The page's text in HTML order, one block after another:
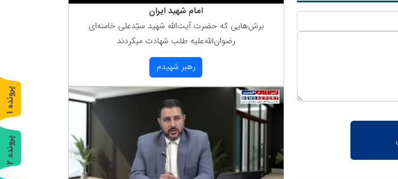
امام شهید ایران
برش‌هایی كه حضرت آیت‌الله شهید سیّدعلی خامنه‌ای
رضوان‌الله‌علیه طلب شهادت میكردند
رهبر شهیدم
پ
ر
و
ن
د
ه
1
پ
ر
و
ن
د
ه
2